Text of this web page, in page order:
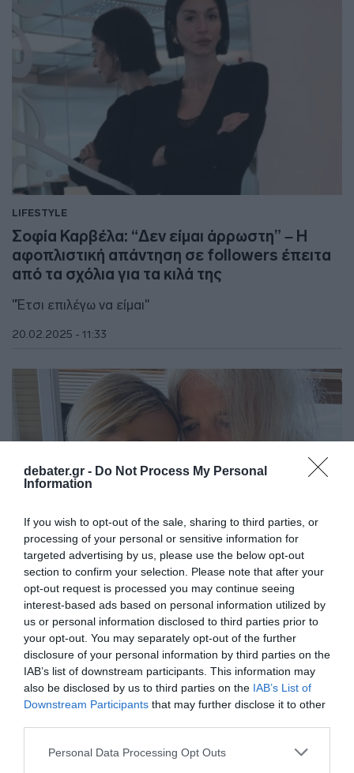
debater.gr - Do Not Process My Personal
Information
If you wish to opt-out of the sale, sharing to third parties, or
processing of your personal or sensitive information for
targeted advertising by us, please use the below opt-out
section to confirm your selection. Please note that after your
opt-out request is processed you may continue seeing
interest-based ads based on personal information utilized by
us or personal information disclosed to third parties prior to
your opt-out. You may separately opt-out of the further
disclosure of your personal information by third parties on the
IAB’s list of downstream participants. This information may
also be disclosed by us to third parties on the IAB’s List of
Downstream Participants that may further disclose it to other
Please note that this website/app uses one or more Google
Personal Data Processing Opt Outs
LIFESTYLE
Σοφία Καρβέλα: “Δεν είμαι άρρωστη” – Η
αφοπλιστική απάντηση σε followers έπειτα
από τα σχόλια για τα κιλά της
"Έτσι επιλέγω να είμαι"
20.02.2025 - 11:33
LIFESTYLE
Σοφία Καρβέλα – Το τρυφερό μήνυμα στον
πατέρα της για τα γενέθλια του – «Μου πήρε
πολύ χρόνο…»
«Σε παρακαλώ, μην πεθάνεις σύντομα...»
09.09.2024 - 19:29